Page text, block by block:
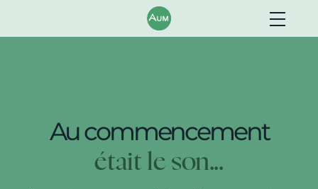
Aucommencement
était e son...